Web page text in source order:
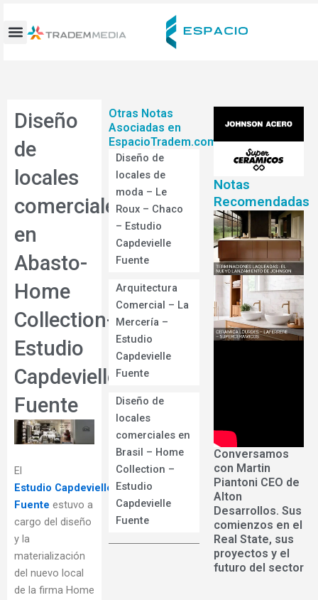
contenido
Diseño
de
locales
comerciales
en
Abasto-
Home
Collection-
Estudio
Capdevielle
Fuente
El
Estudio Capdevielle-
Fuente estuvo a
cargo del diseño
y la
materialización
del nuevo local
de la firma Home
Otras Notas
Asociadas en
EspacioTradem.com
Diseño de
locales de
moda – Le
Roux – Chaco
– Estudio
Capdevielle
Fuente
Arquitectura
Comercial – La
Mercería –
Estudio
Capdevielle
Fuente
Diseño de
locales
comerciales en
Brasil – Home
Collection –
Estudio
Capdevielle
Fuente
Notas
Recomendadas
Conversamos
con Martin
Piantoni CEO de
Alton
Desarrollos. Sus
comienzos en el
Real State, sus
proyectos y el
futuro del sector